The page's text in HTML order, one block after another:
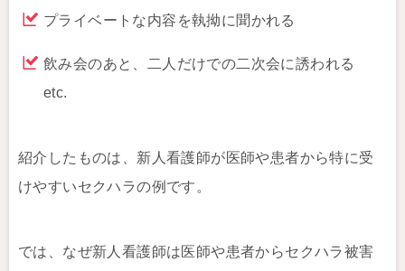
プライベートな内容を執拗に聞かれる
飲み会のあと、二人だけでの二次会に誘われる
etc.
紹介したものは、新人看護師が医師や患者から特に受
けやすいセクハラの例です。
では、なぜ新人看護師は医師や患者からセクハラ被害